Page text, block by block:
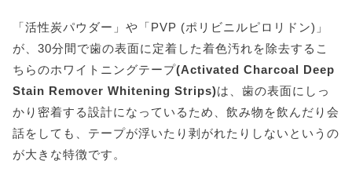
「活性炭パウダー」や「PVP (ポリビニルピロリドン)」
が、30分間で歯の表面に定着した着色汚れを除去するこ
ちらのホワイトニングテープ(Activated Charcoal Deep
Stain Remover Whitening Strips)は、歯の表面にしっ
かり密着する設計になっているため、飲み物を飲んだり会
話をしても、テープが浮いたり剥がれたりしないというの
が大きな特徴です。